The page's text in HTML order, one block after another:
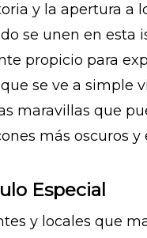
y la apertura a
se unen en esta
propicio para
se ve a simple
maravillas que
más oscuros y
Especial
y locales que